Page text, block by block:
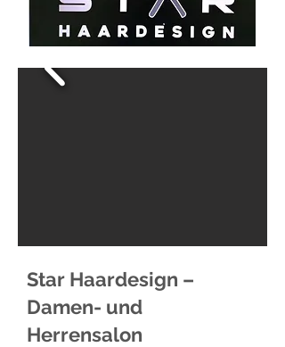
Star Haardesign –
Damen- und
Herrensalon